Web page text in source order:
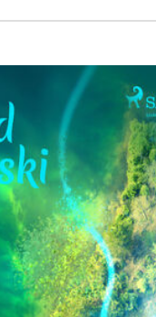
klonowania i genetycznego
Wydawnictwo Błysk